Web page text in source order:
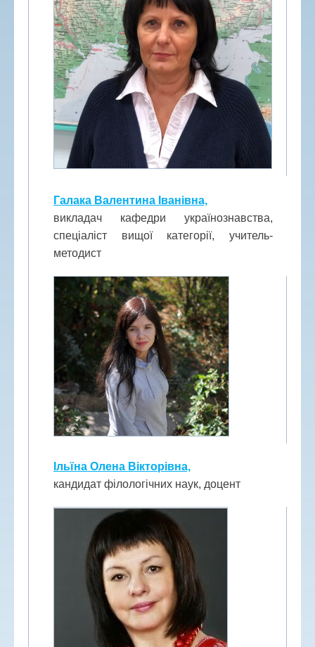
Галака Валентина Іванівна,
викладач кафедри українознавства,
спеціаліст вищої категорії, учитель-
методист
Ільїна Олена Вікторівна,
кандидат філологічних наук, доцент